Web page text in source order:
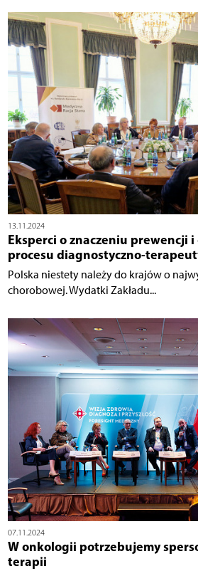
13.11.2024
Eksperci o znaczeniu prewencji
procesu diagnostyczno-
Polska niestety należy do krajów o
chorobowej. Wydatki Zakładu...
07.11.2024
W onkologii potrzebujemy
terapii